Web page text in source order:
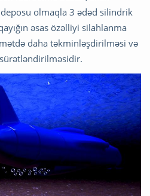
olmaqla 3 ədəd silindrik
əsas özəlliyi silahlanma
daha təkminləşdirilməsi və